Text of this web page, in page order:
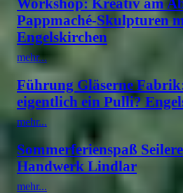
Pappmaché-Skulpturen
Engelskirchen
mehr...
Führung Gläserne
eigentlich ein Pulli?
mehr...
Sommerferienspaß
Handwerk Lindlar
mehr...